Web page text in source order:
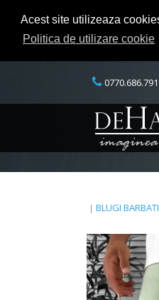
Acest site utilizeaza
Politica de utilizare cookie
0770.686.791
BLUGI